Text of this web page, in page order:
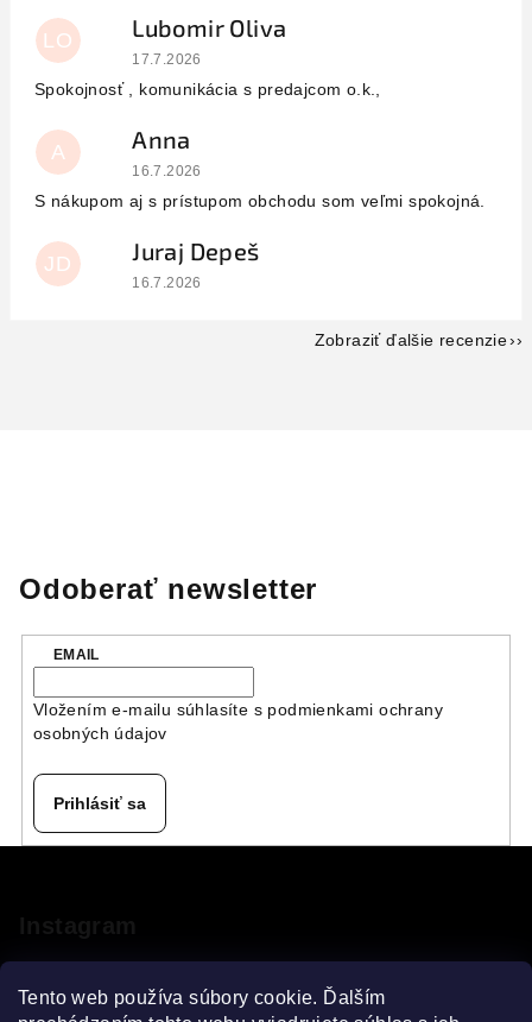
Tento web používa súbory cookie. Ďalším
LO Lubomir Oliva
Hodnotenie obchodu je 5 z 5 hviezdičiek.
17.7.2026
Spokojnosť , komunikácia s predajcom o.k.,
A Anna
Hodnotenie obchodu je 5 z 5 hviezdičiek.
16.7.2026
S nákupom aj s prístupom obchodu som veľmi spokojná.
JD Juraj Depeš
Hodnotenie obchodu je 5 z 5 hviezdičiek.
16.7.2026
Zobraziť ďalšie recenzie
Odoberať newsletter
EMAIL
Vložením e-mailu súhlasíte s podmienkami ochrany
osobných údajov
Prihlásiť sa
ä